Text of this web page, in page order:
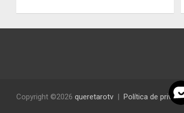
Copyright ©2026 queretarotv Política de